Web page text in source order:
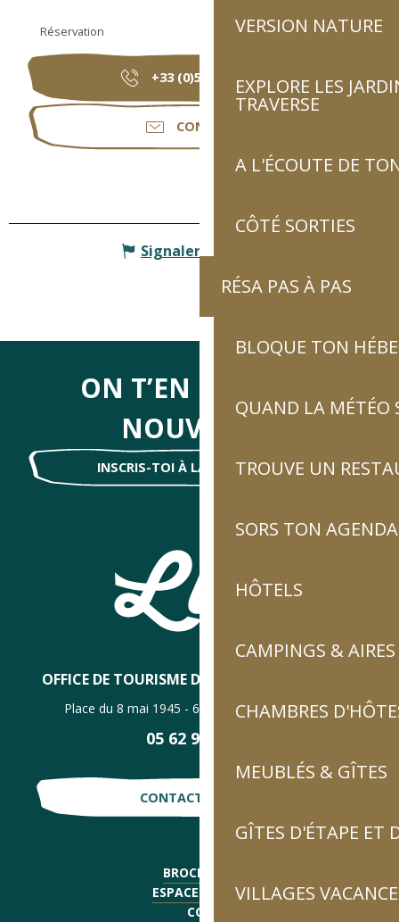
VERSION NATURE
EXPLORE LES
TRAVERSE
A L'ÉCOUTE DE
CÔTÉ SORTIES
RÉSA PAS À PAS
BLOQUE TON
QUAND LA MÉTÉO
TROUVE UN
SORS TON AGENDA
HÔTELS
CAMPINGS &
CHAMBRES
MEUBLÉS & GÎTES
GÎTES D'ÉTAPE ET
VILLAGES
Réservation
+33 (0)5 62 41 45▒▒
CONTACTER
Signaler une erreur
ON T’EN DIRA DES
NOUVELLES
INSCRIS-TOI À LA NEWSLETTER !
OFFICE DE TOURISME DE LUZ-SAINT-SAUVEUR
Place du 8 mai 1945 - 65120 Luz-Saint-Sauveur
05 62 92 30 30
CONTACTE-NOUS !
BROCHURES
ESPACE PRESSE
CGV